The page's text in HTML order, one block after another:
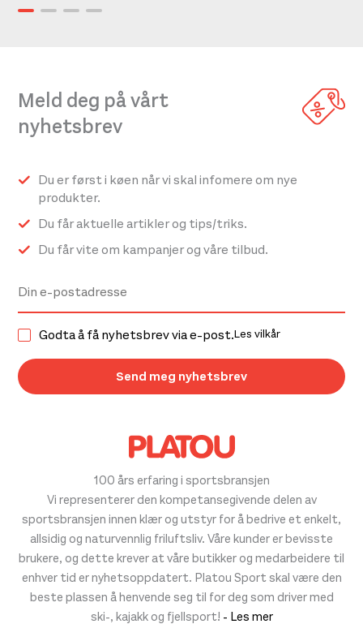
100 års erfaring i sportsbransjen
Vi representerer den kompetansegivende delen av
sportsbransjen innen klær og utstyr for å bedrive et enkelt,
allsidig og naturvennlig friluftsliv. Våre kunder er bevisste
brukere, og dette krever at våre butikker og medarbeidere til
enhver tid er nyhetsoppdatert. Platou Sport skal være den
beste plassen å henvende seg til for deg som driver med
ski-, kajakk og fjellsport! - Les mer
Meld deg på vårt
nyhetsbrev
Du er først i køen når vi skal infomere om nye
produkter.
Du får aktuelle artikler og tips/triks.
Du får vite om kampanjer og våre tilbud.
Godta å få nyhetsbrev via e-post.Les vilkår